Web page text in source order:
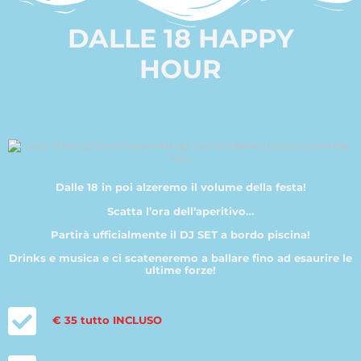
DALLE 18 HAPPY
HOUR
Dalle 18 in poi alzeremo il volume della festa!
Scatta l’ora dell’aperitivo…
Partirà ufficialmente il DJ SET a bordo piscina!
Drinks e musica e ci scateneremo a ballare fino ad esaurire le
ultime forze!
€ 35 tutto INCLUSO